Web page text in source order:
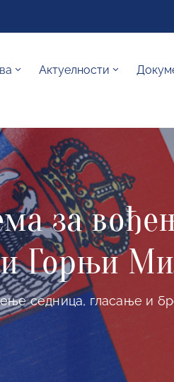
Актуелности
за
Горњи
седница, гласање и